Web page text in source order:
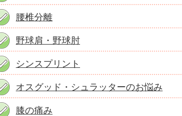
腰椎分離
野球肩・野球肘
シンスプリント
オスグッド・シュラッターのお悩み
膝の痛み